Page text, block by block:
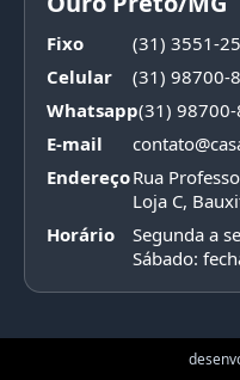
Fixo
(31) 3551-
Celular
(31) 98700-
Whatsapp(31)
E-mail
EndereçoRua
Loja C,
Horário
Segunda a
Sábado: